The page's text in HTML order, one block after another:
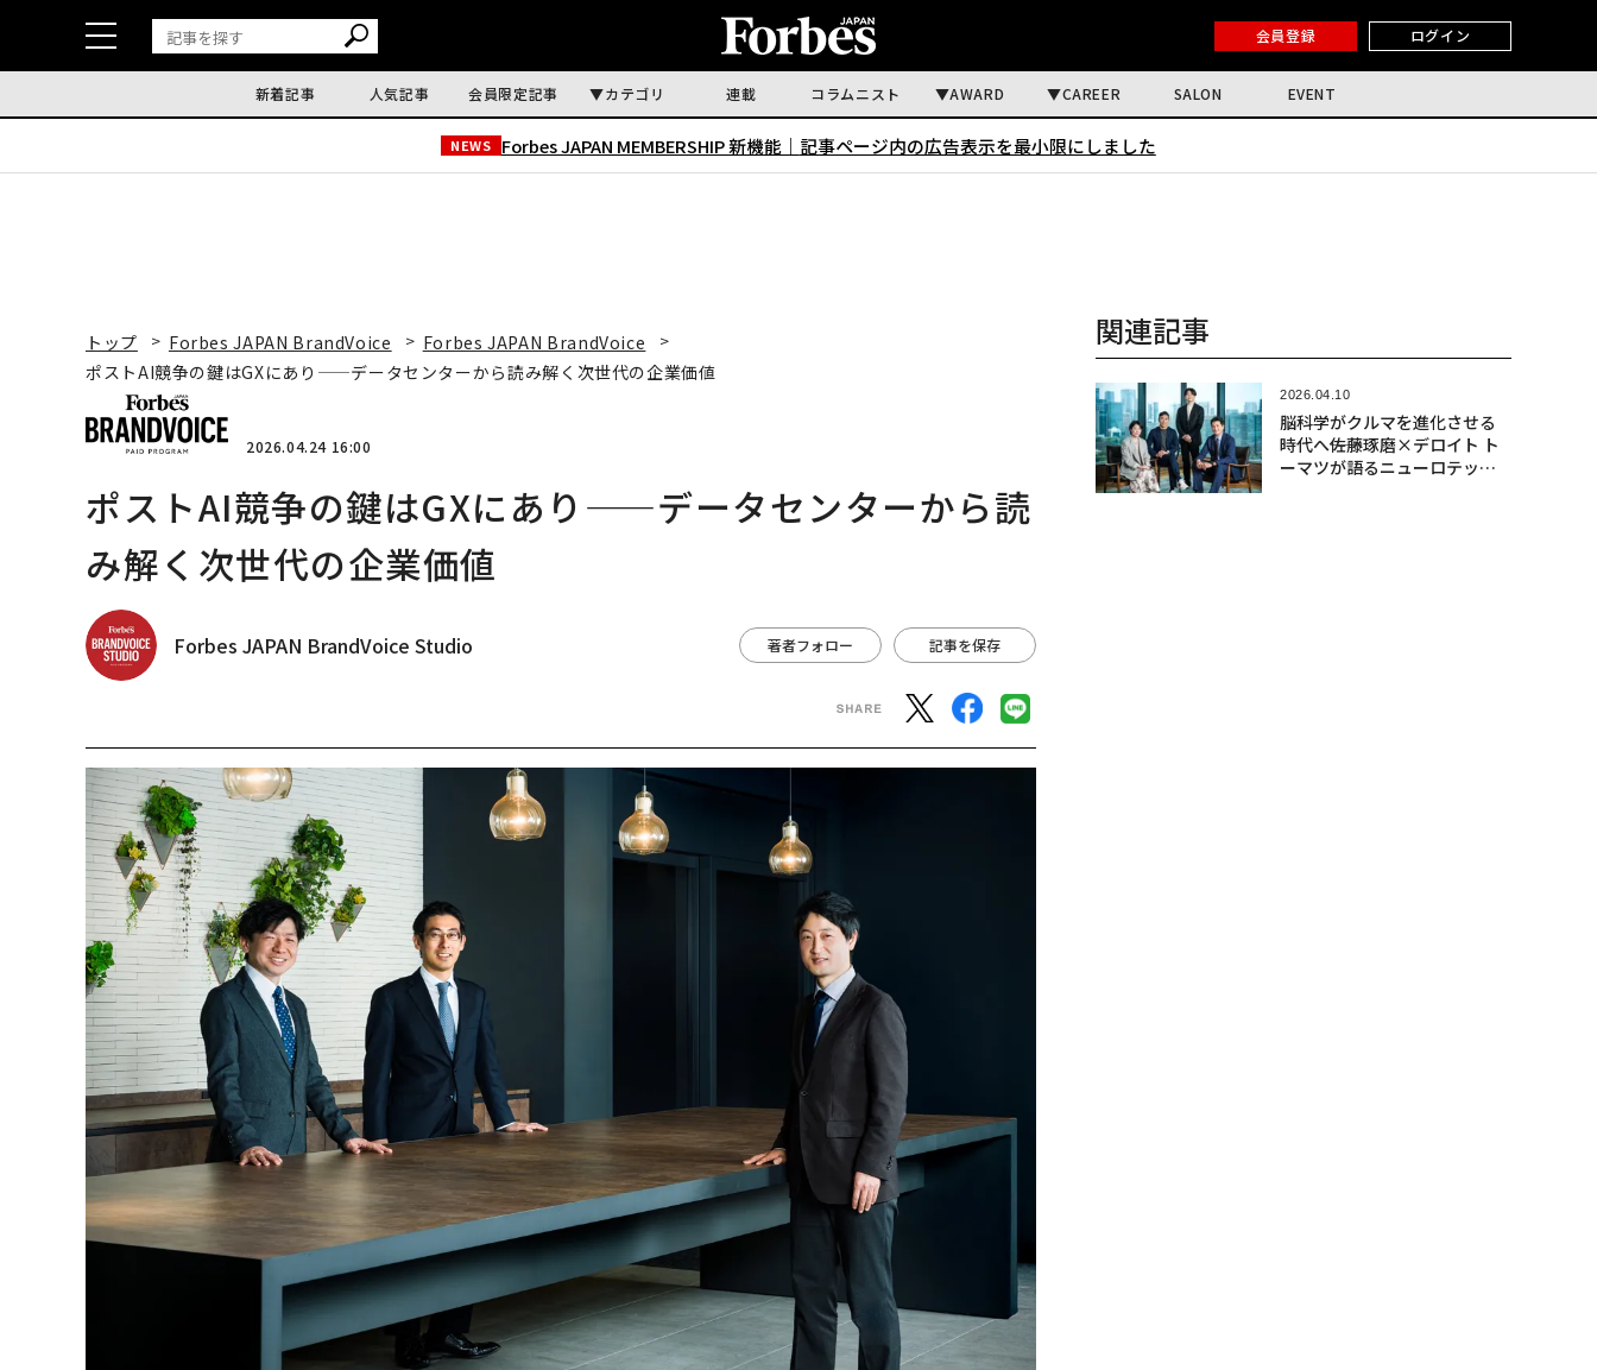
会員登録 ログイン
新着記事 人気記事 会員限定記事 カテゴリ 連載 コラムニスト AWARD CAREER SALON EVENT
NEWS Forbes JAPAN MEMBERSHIP 新機能｜ 記事ページ内の広告表示を最小限にしました
トップ Forbes JAPAN BrandVoice
Forbes JAPAN BrandVoice
ポストAI競争の鍵はGXにあり——データセンターから読み解く次世代の企業価値
2026.04.24 16:00
ポストAI競争の鍵はGXにあり——データセンターから読
み解く次世代の企業価値
Forbes JAPAN BrandVoice Studio 著者フォロー 記事を保存
関連記事
2026.04.10
脳科学がクルマを進化させる
時代へ――佐藤琢磨×デロイト ト
ーマツが語るニューロテック